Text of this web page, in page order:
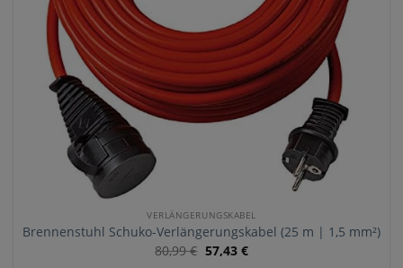
VERLÄNGERUNGSKABEL
Brennenstuhl Schuko-Verlängerungskabel (25 m | 1,5 mm²)
80,99€ 57,43 €